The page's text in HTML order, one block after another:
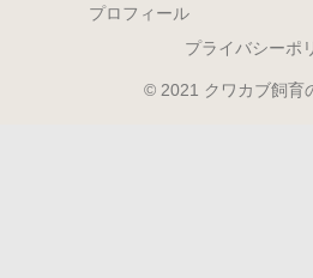
プロフィール
プライバシーポ
© 2021 クワカブ飼育